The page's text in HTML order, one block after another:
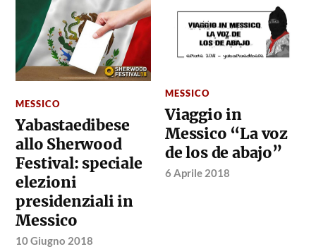
MESSICO
Yabastaedibese
allo Sherwood
Festival: speciale
elezioni
presidenziali in
Messico
10 Giugno 2018
MESSICO
Viaggio in
Messico “La voz
de los de abajo”
6 Aprile 2018